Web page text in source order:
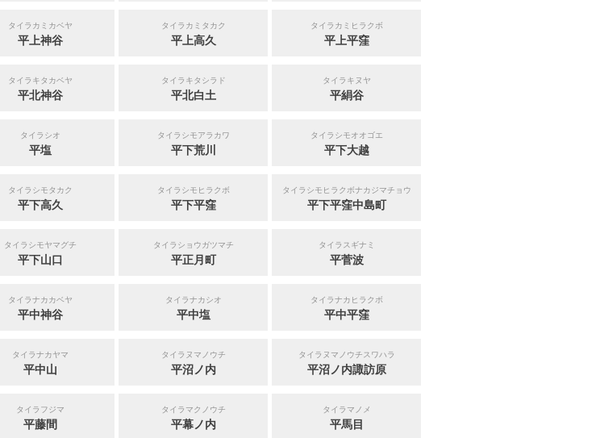
タイラカミカベヤ
平上神谷
タイラカミタカク
平上高久
タイラカミヒラクボ
平上平窪
タイラキタカベヤ
平北神谷
タイラキタシラド
平北白土
タイラキヌヤ
平絹谷
タイラシオ
平塩
タイラシモアラカワ
平下荒川
タイラシモオオゴエ
平下大越
タイラシモタカク
平下高久
タイラシモヒラクボ
平下平窪
タイラシモヒラクボナカジマチョウ
平下平窪中島町
タイラシモヤマグチ
平下山口
タイラショウガツマチ
平正月町
タイラスギナミ
平菅波
タイラナカカベヤ
平中神谷
タイラナカシオ
平中塩
タイラナカヒラクボ
平中平窪
タイラナカヤマ
平中山
タイラヌマノウチ
平沼ノ内
タイラヌマノウチスワハラ
平沼ノ内諏訪原
タイラフジマ
平藤間
タイラマクノウチ
平幕ノ内
タイラマノメ
平馬目